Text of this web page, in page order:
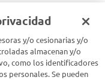
y/o cesionarias y/o
almacenan y/o
como los identificadores
personales. Se pueden